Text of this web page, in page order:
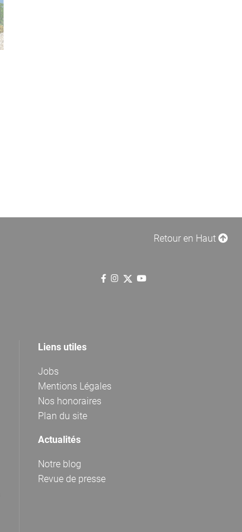
Retour en Haut
Liens utiles
Jobs
Mentions Légales
Nos honoraires
Plan du site
Actualités
Notre blog
Revue de presse